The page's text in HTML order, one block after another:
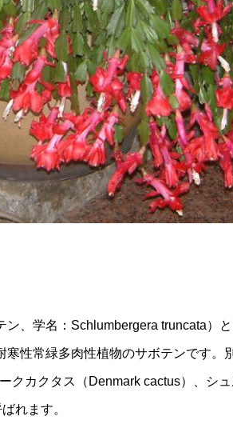
ン、学名：Schlumbergera truncata）
寒性常緑多肉性植物のサボテンです。
クカクタス（Denmark cactus）、シ
れます。